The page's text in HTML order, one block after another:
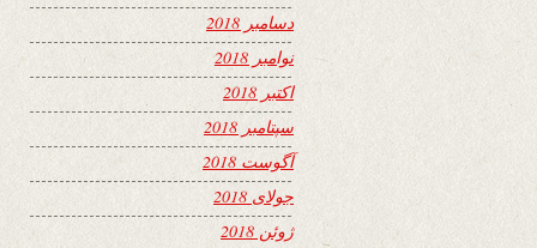
دسامبر 2018
نوامبر 2018
اکتبر 2018
سپتامبر 2018
آگوست 2018
جولای 2018
ژوئن 2018